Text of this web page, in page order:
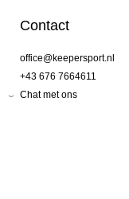
Contact
office@keepersport.nl
+43 676 7664611
Chat met ons